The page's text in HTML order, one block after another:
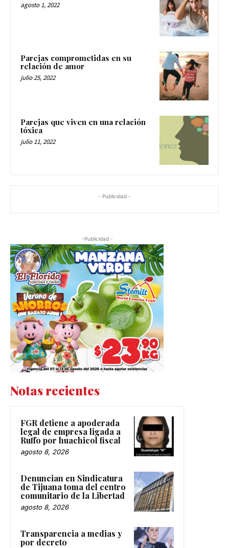
agosto 1, 2022
Parejas comprometidas en su
relación de amor
julio 25, 2022
Parejas que viven en una relación
tóxica
julio 11, 2022
- Publicidad -
-Publicidad -
Notas recientes
FGR detiene a apoderada
legal de empresa ligada a
Ruffo por huachicol fiscal
agosto 8, 2026
Denuncian en Sindicatura
de Tijuana toma del centro
comunitario de la Libertad
agosto 8, 2026
Transparencia a medias y
por decreto